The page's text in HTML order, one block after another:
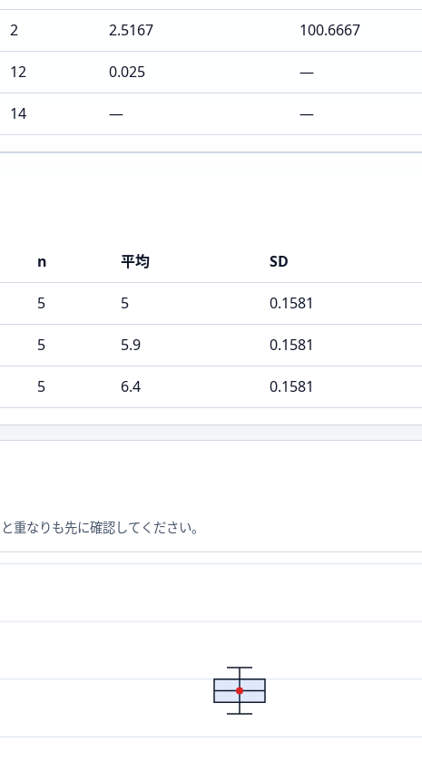
2 2.5167 100.6667
12 0.025 —
14 — —
n 平均 SD
5 5 0.1581
5 5.9 0.1581
5 6.4 0.1581
重なりも先に確認してください。